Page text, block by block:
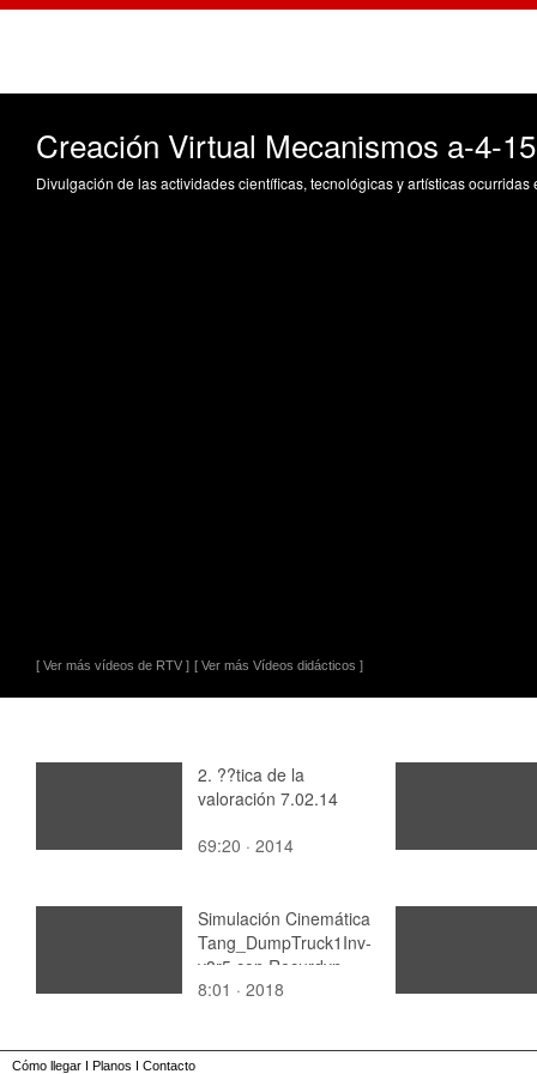
Creación Virtual Mecanismos a-4-
Divulgación de las actividades científicas, tecnológicas y artísticas ocurridas
[ Ver más vídeos de RTV ] [ Ver más Vídeos didácticos ]
2. ??tica de la
valoración 7.02.14
69:20 · 2014
Simulación Cinemática
Tang_DumpTruck1Inv-
v8r5 con Recurdyn -
AdP-t - 1 de 2
8:01 · 2018
Cómo llegar I Planos I Contacto